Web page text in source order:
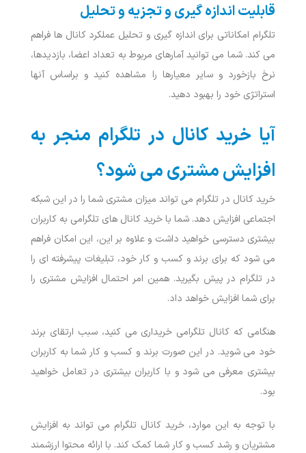
قابلیت اندازه‌ گیری و تجزیه و تحلیل
تلگرام امکاناتی برای اندازه ‌گیری و تحلیل عملکرد کانال‌ ها فراهم
می‌ کند. شما می ‌توانید آمارهای مربوط به تعداد اعضا، بازدیدها،
نرخ بازخورد و سایر معیارها را مشاهده کنید و براساس آنها
استراتژی خود را بهبود دهید.
آیا خرید کانال در تلگرام منجر به
افزایش مشتری می شود؟
خرید کانال در تلگرام می‌ تواند میزان مشتری شما را در این شبکه
اجتماعی افزایش دهد. شما با خرید کانال های تلگرامی به کاربران
بیشتری دسترسی خواهید داشت و علاوه بر این، این امکان فراهم
می شود که برای برند و کسب و کار خود، تبلیغات پیشرفته ای را
در تلگرام در پیش بگیرید. همین امر احتمال افزایش مشتری را
برای شما افزایش خواهد داد.
هنگامی که کانال تلگرامی خریداری می کنید، سبب ارتقای برند
خود می شوید. در این صورت برند و کسب و کار شما به کاربران
بیشتری معرفی می شود و با کاربران بیشتری در تعامل خواهید
بود.
با توجه به این موارد، خرید کانال تلگرام می ‌تواند به افزایش
مشتریان و رشد کسب و کار شما کمک کند. با ارائه محتوا ارزشمند